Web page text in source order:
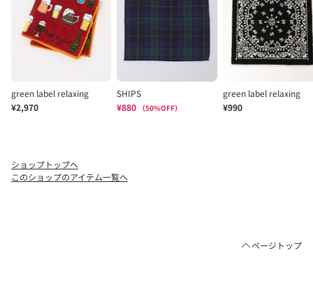
ショップトップへ
このショップのアイテム一覧へ
ページトップ